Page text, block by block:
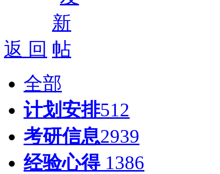
返 回
全部
计划安排512
考研信息2939
经验心得 1386